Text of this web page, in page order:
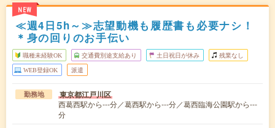
NEW
≪週4日5h～≫志望動機も履歴書も必要ナシ！
＊身の回りのお手伝い
職種未経験OK 交通費別途支給あり 土日祝日が休み 残業なし
WEB登録OK 派遣
勤務地 東京都江戸川区
西葛西駅から---分／葛西駅から---分／葛西臨海公園駅から---
分